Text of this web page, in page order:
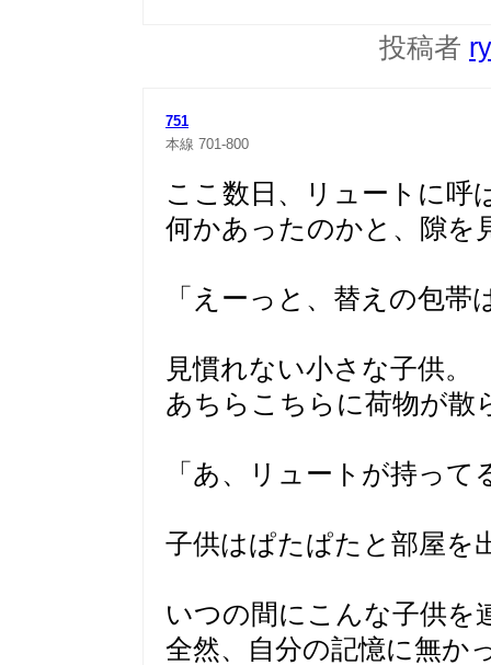
投稿者
751
本線 701-800
ここ数日、リュートに呼
何かあったのかと、隙を
「えーっと、替えの包帯
見慣れない小さな子供。
あちらこちらに荷物が散
「あ、リュートが持っ
子供はぱたぱたと部屋を
いつの間にこんな子供を
全然、自分の記憶に無か